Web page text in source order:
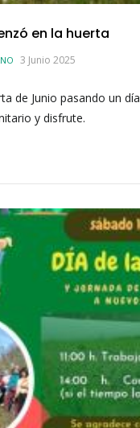
en la huerta
3 Junio 2025
de Junio pasando un
y disfrute.